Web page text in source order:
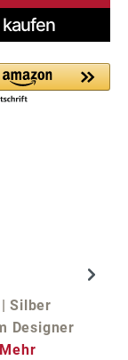
Silber
Designer
Mehr